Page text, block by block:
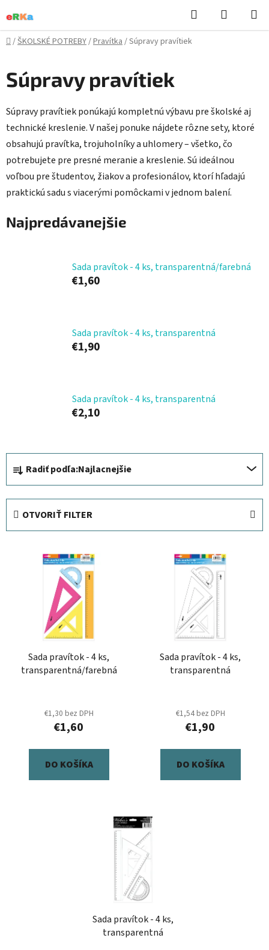
na
obsah
Hľadať
KOŠÍK
Domov
/ŠKOLSKÉ POTREBY/Pravítka/Súpravy pravítiek
Súpravy pravítiek
Súpravy pravítiek ponúkajú kompletnú výbavu pre školské aj
technické kreslenie. V našej ponuke nájdete rôzne sety, ktoré
obsahujú pravítka, trojuholníky a uhlomery – všetko, čo
potrebujete pre presné meranie a kreslenie. Sú ideálnou
voľbou pre študentov, žiakov a profesionálov, ktorí hľadajú
praktickú sadu s viacerými pomôckami v jednom balení.
Najpredávanejšie
Sada pravítok - 4 ks, transparentná/farebná
€1,60
Sada pravítok - 4 ks, transparentná
€1,90
Sada pravítok - 4 ks, transparentná
€2,10
R
a
d
Radiť podľa:Najlacnejšie
OTVORIŤ FILTER
Sada pravítok - 4 ks,
transparentná/farebná
€1,30 bez DPH
€1,60
DO KOŠÍKA
Sada pravítok - 4 ks,
transparentná
€1,54 bez DPH
€1,90
DO KOŠÍKA
Sada pravítok - 4 ks,
transparentná